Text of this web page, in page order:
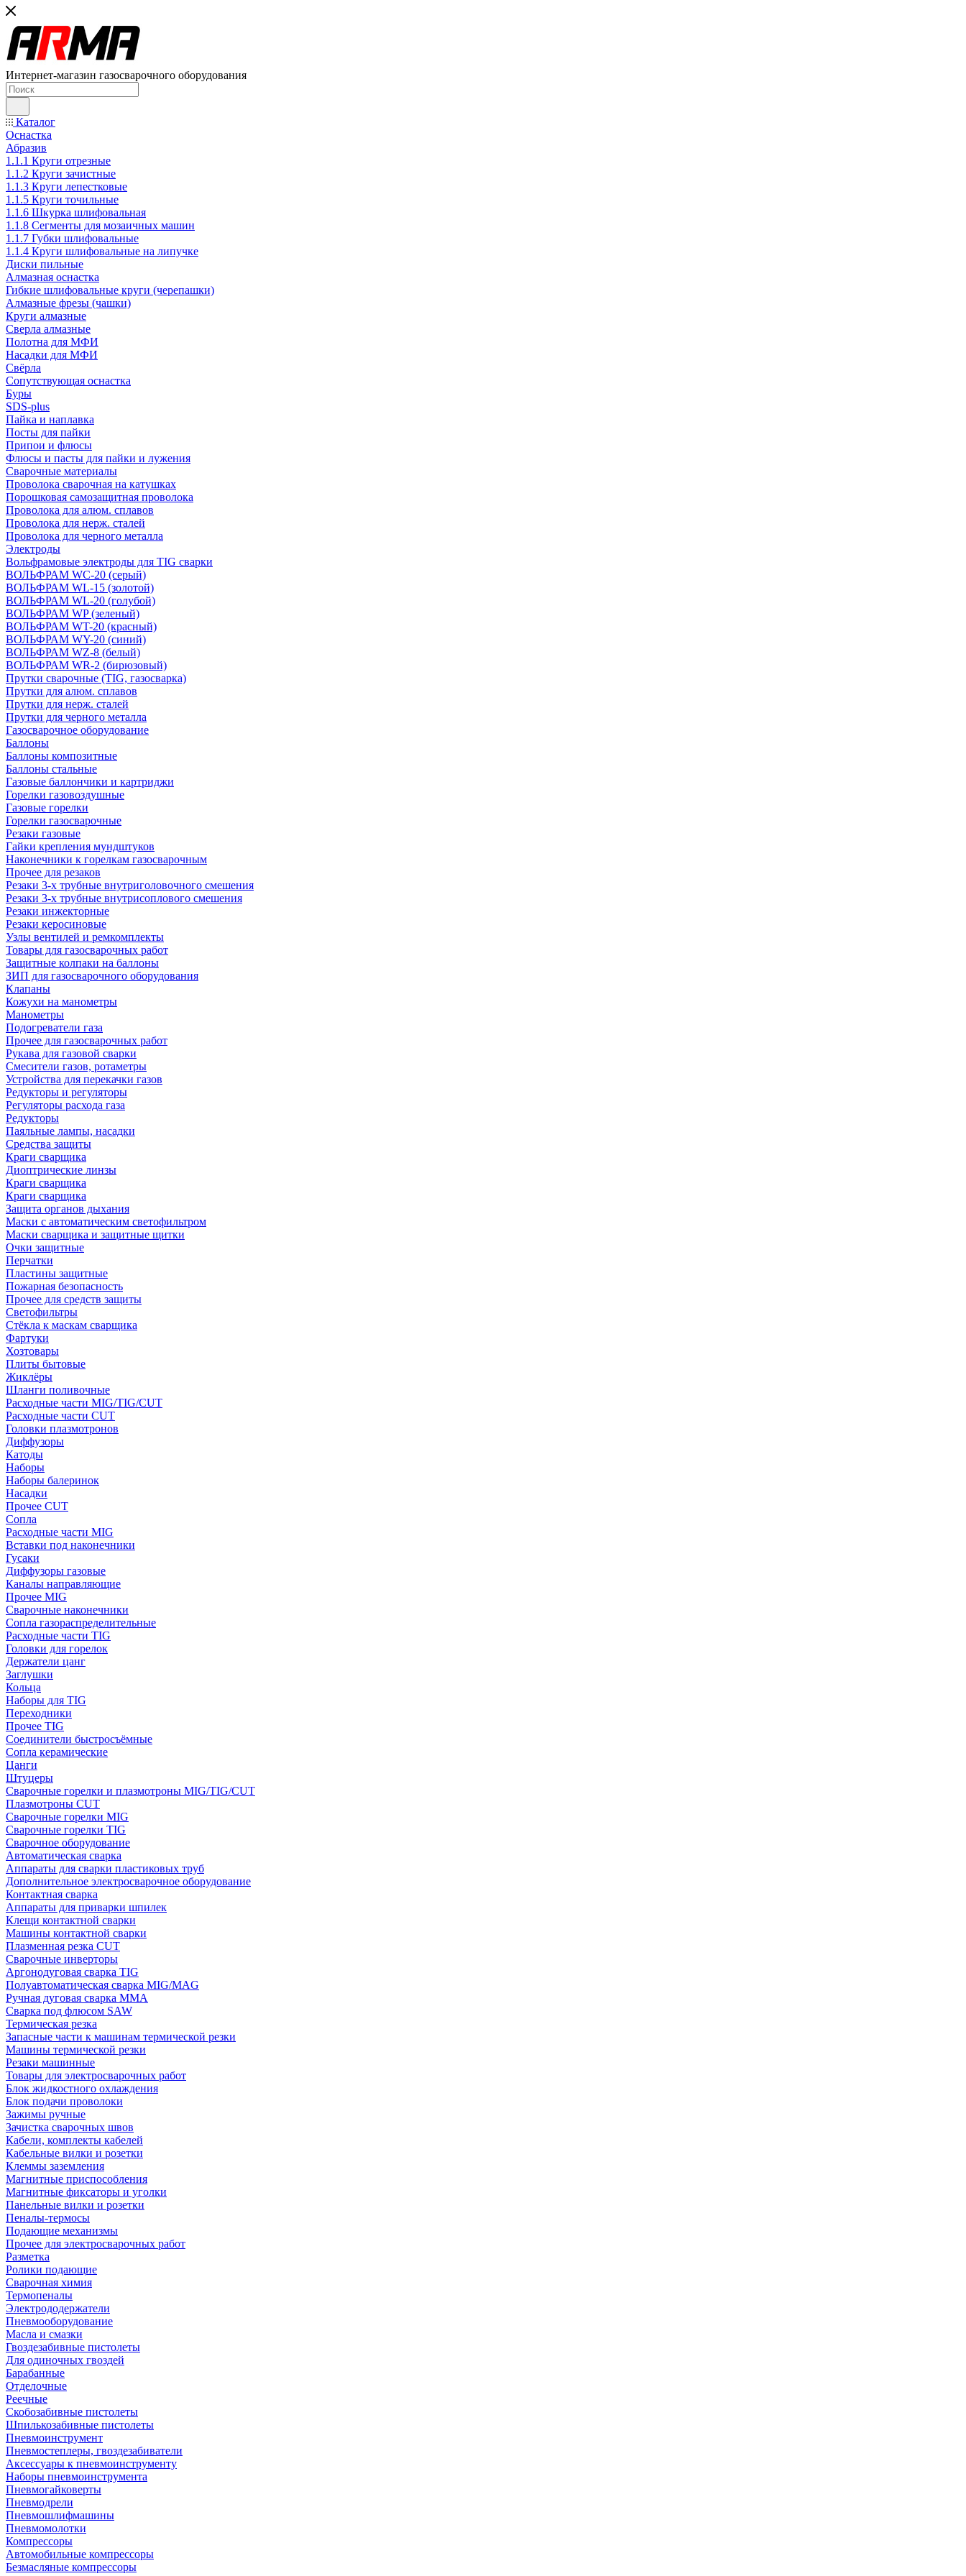
Интернет-магазин газосварочного оборудования
Каталог
Оснастка
Абразив
1.1.1 Круги отрезные
1.1.2 Круги зачистные
1.1.3 Круги лепестковые
1.1.5 Круги точильные
1.1.6 Шкурка шлифовальная
1.1.8 Сегменты для мозаичных машин
1.1.7 Губки шлифовальные
1.1.4 Круги шлифовальные на липучке
Диски пильные
Алмазная оснастка
Гибкие шлифовальные круги (черепашки)
Алмазные фрезы (чашки)
Круги алмазные
Сверла алмазные
Полотна для МФИ
Насадки для МФИ
Свёрла
Сопутствующая оснастка
Буры
SDS-plus
Пайка и наплавка
Посты для пайки
Припои и флюсы
Флюсы и пасты для пайки и лужения
Сварочные материалы
Проволока сварочная на катушках
Порошковая самозащитная проволока
Проволока для алюм. сплавов
Проволока для нерж. сталей
Проволока для черного металла
Электроды
Вольфрамовые электроды для TIG сварки
ВОЛЬФРАМ WC-20 (серый)
ВОЛЬФРАМ WL-15 (золотой)
ВОЛЬФРАМ WL-20 (голубой)
ВОЛЬФРАМ WP (зеленый)
ВОЛЬФРАМ WT-20 (красный)
ВОЛЬФРАМ WY-20 (синий)
ВОЛЬФРАМ WZ-8 (белый)
ВОЛЬФРАМ WR-2 (бирюзовый)
Прутки сварочные (TIG, газосварка)
Прутки для алюм. сплавов
Прутки для нерж. сталей
Прутки для черного металла
Газосварочное оборудование
Баллоны
Баллоны композитные
Баллоны стальные
Газовые баллончики и картриджи
Горелки газовоздушные
Газовые горелки
Горелки газосварочные
Резаки газовые
Гайки крепления мундштуков
Наконечники к горелкам газосварочным
Прочее для резаков
Резаки 3-х трубные внутриголовочного смешения
Резаки 3-х трубные внутрисоплового смешения
Резаки инжекторные
Резаки керосиновые
Узлы вентилей и ремкомплекты
Товары для газосварочных работ
Защитные колпаки на баллоны
ЗИП для газосварочного оборудования
Клапаны
Кожухи на манометры
Манометры
Подогреватели газа
Прочее для газосварочных работ
Рукава для газовой сварки
Смесители газов, ротаметры
Устройства для перекачки газов
Редукторы и регуляторы
Регуляторы расхода газа
Редукторы
Паяльные лампы, насадки
Средства защиты
Краги сварщика
Диоптрические линзы
Краги сварщика
Краги сварщика
Защита органов дыхания
Маски с автоматическим светофильтром
Маски сварщика и защитные щитки
Очки защитные
Перчатки
Пластины защитные
Пожарная безопасность
Прочее для средств защиты
Светофильтры
Стёкла к маскам сварщика
Фартуки
Хозтовары
Плиты бытовые
Жиклёры
Шланги поливочные
Расходные части MIG/TIG/CUT
Расходные части CUT
Головки плазмотронов
Диффузоры
Катоды
Наборы
Наборы балеринок
Насадки
Прочее CUT
Сопла
Расходные части MIG
Вставки под наконечники
Гусаки
Диффузоры газовые
Каналы направляющие
Прочее MIG
Сварочные наконечники
Сопла газораспределительные
Расходные части TIG
Головки для горелок
Держатели цанг
Заглушки
Кольца
Наборы для TIG
Переходники
Прочее TIG
Соединители быстросъёмные
Сопла керамические
Цанги
Штуцеры
Сварочные горелки и плазмотроны MIG/TIG/CUT
Плазмотроны CUT
Сварочные горелки MIG
Сварочные горелки TIG
Сварочное оборудование
Автоматическая сварка
Аппараты для сварки пластиковых труб
Дополнительное электросварочное оборудование
Контактная сварка
Аппараты для приварки шпилек
Клещи контактной сварки
Машины контактной сварки
Плазменная резка CUT
Сварочные инверторы
Аргонодуговая сварка TIG
Полуавтоматическая сварка MIG/MAG
Ручная дуговая сварка MMA
Сварка под флюсом SAW
Термическая резка
Запасные части к машинам термической резки
Машины термической резки
Резаки машинные
Товары для электросварочных работ
Блок жидкостного охлаждения
Блок подачи проволоки
Зажимы ручные
Зачистка сварочных швов
Кабели, комплекты кабелей
Кабельные вилки и розетки
Клеммы заземления
Магнитные приспособления
Магнитные фиксаторы и уголки
Панельные вилки и розетки
Пеналы-термосы
Подающие механизмы
Прочее для электросварочных работ
Разметка
Ролики подающие
Сварочная химия
Термопеналы
Электрододержатели
Пневмооборудование
Масла и смазки
Гвоздезабивные пистолеты
Для одиночных гвоздей
Барабанные
Отделочные
Реечные
Скобозабивные пистолеты
Шпилькозабивные пистолеты
Пневмоинструмент
Пневмостеплеры, гвоздезабиватели
Аксессуары к пневмоинструменту
Наборы пневмоинструмента
Пневмогайковерты
Пневмодрели
Пневмошлифмашины
Пневмомолотки
Компрессоры
Автомобильные компрессоры
Безмасляные компрессоры